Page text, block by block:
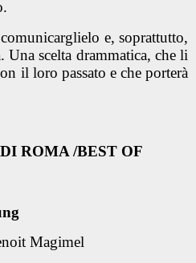
e, soprattutto,
Una scelta drammatica, che li
il loro passato e che porterà
ROMA /BEST OF
Magimel